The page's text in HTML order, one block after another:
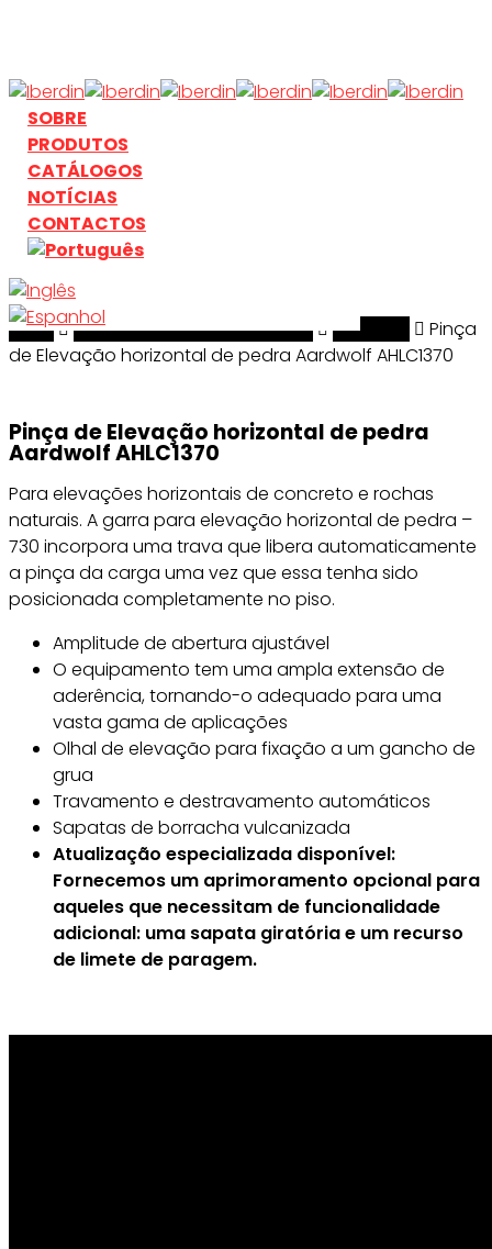
main
content
search
Menu
SOBRE
PRODUTOS
CATÁLOGOS
NOTÍCIAS
CONTACTOS
search
Início Manuseamento & Elevação Aardwolf
Pinça
de Elevação horizontal de pedra Aardwolf AHLC1370
Pinça de Elevação horizontal de pedra
Aardwolf AHLC1370
Para elevações horizontais de concreto e rochas
naturais. A garra para elevação horizontal de pedra –
730 incorpora uma trava que libera automaticamente
a pinça da carga uma vez que essa tenha sido
posicionada completamente no piso.
Amplitude de abertura ajustável
O equipamento tem uma ampla extensão de
aderência, tornando-o adequado para uma
vasta gama de aplicações
Olhal de elevação para fixação a um gancho de
grua
Travamento e destravamento automáticos
Sapatas de borracha vulcanizada
Atualização especializada disponível:
Fornecemos um aprimoramento opcional para
aqueles que necessitam de funcionalidade
adicional: uma sapata giratória e um recurso
de limete de paragem.